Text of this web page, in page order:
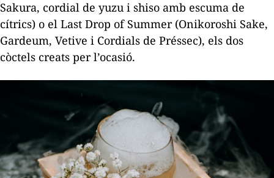
Sakura, cordial de yuzu i shiso amb escuma de
cítrics) o el Last Drop of Summer (Onikoroshi Sake,
Gardeum, Vetive i Cordials de Préssec), els dos
còctels creats per l’ocasió.